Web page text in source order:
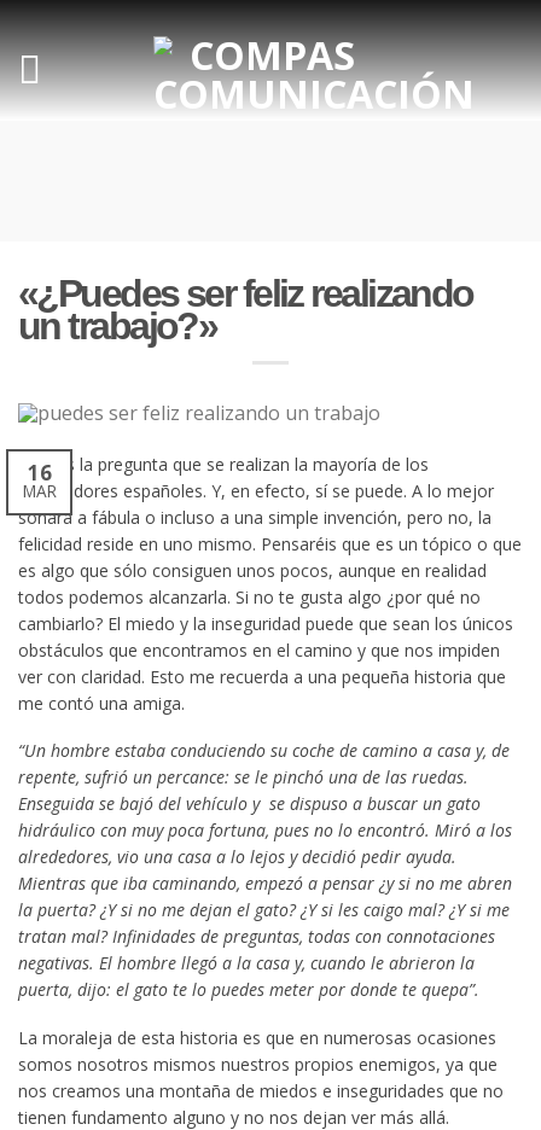
«¿Puedes ser feliz realizando
un trabajo?»
16
MAR
Esta es la pregunta que se realizan la mayoría de los
trabajadores españoles. Y, en efecto, sí se puede. A lo mejor
sonará a fábula o incluso a una simple invención, pero no, la
felicidad reside en uno mismo. Pensaréis que es un tópico o que
es algo que sólo consiguen unos pocos, aunque en realidad
todos podemos alcanzarla. Si no te gusta algo ¿por qué no
cambiarlo? El miedo y la inseguridad puede que sean los únicos
obstáculos que encontramos en el camino y que nos impiden
ver con claridad. Esto me recuerda a una pequeña historia que
me contó una amiga.
“Un hombre estaba conduciendo su coche de camino a casa y, de
repente, sufrió un percance: se le pinchó una de las ruedas.
Enseguida se bajó del vehículo y se dispuso a buscar un gato
hidráulico con muy poca fortuna, pues no lo encontró. Miró a los
alrededores, vio una casa a lo lejos y decidió pedir ayuda.
Mientras que iba caminando, empezó a pensar ¿y si no me abren
la puerta? ¿Y si no me dejan el gato? ¿Y si les caigo mal? ¿Y si me
tratan mal? Infinidades de preguntas, todas con connotaciones
negativas. El hombre llegó a la casa y, cuando le abrieron la
puerta, dijo: el gato te lo puedes meter por donde te quepa”.
La moraleja de esta historia es que en numerosas ocasiones
somos nosotros mismos nuestros propios enemigos, ya que
nos creamos una montaña de miedos e inseguridades que no
tienen fundamento alguno y no nos dejan ver más allá.